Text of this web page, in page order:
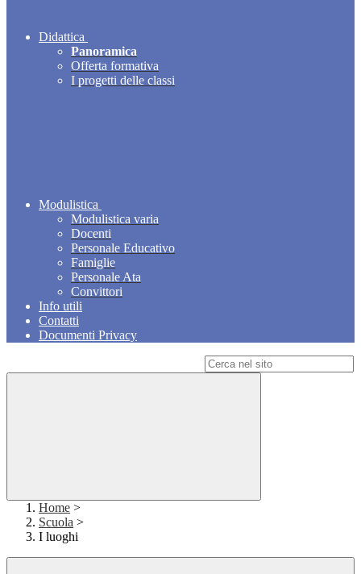
Didattica
Panoramica
Offerta formativa
I progetti delle classi
Modulistica
Modulistica varia
Docenti
Personale Educativo
Famiglie
Personale Ata
Convittori
Info utili
Contatti
Documenti Privacy
Home >
Scuola >
I luoghi